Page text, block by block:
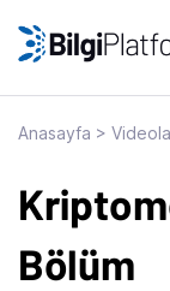
Anasayfa >
Bölüm